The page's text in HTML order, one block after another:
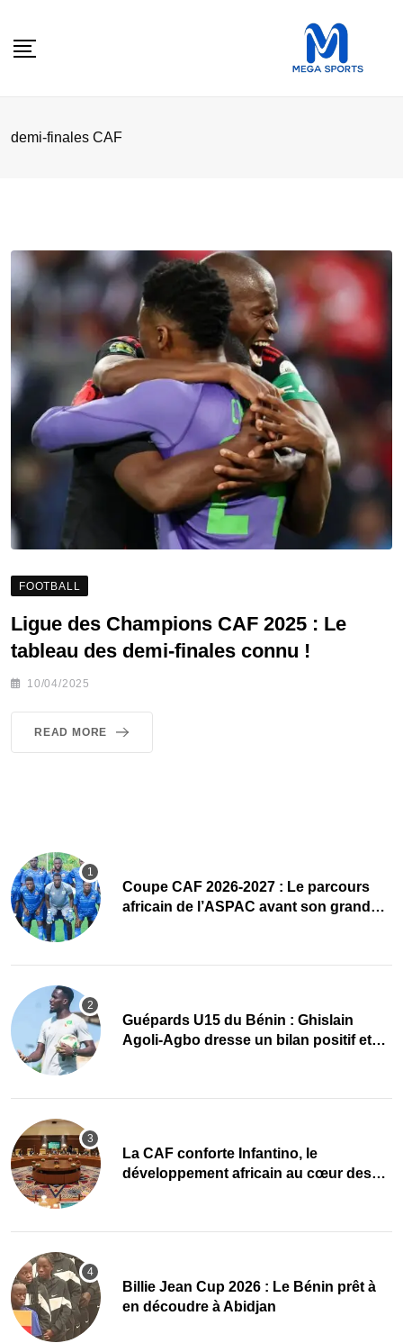
demi-finales CAF
FOOTBALL
Ligue des Champions CAF 2025 : Le
tableau des demi-finales connu !
10/04/2025
READ MORE
Coupe CAF 2026-2027 : Le parcours
africain de l’ASPAC avant son grand
Guépards U15 du Bénin : Ghislain
Agoli-Agbo dresse un bilan positif et
La CAF conforte Infantino, le
développement africain au cœur des
Billie Jean Cup 2026 : Le Bénin prêt à
en découdre à Abidjan